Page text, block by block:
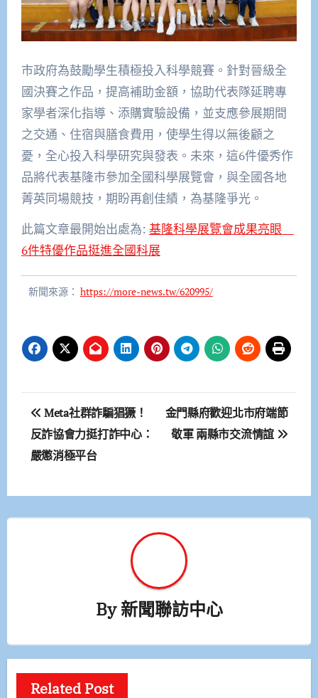
市政府為鼓勵學生積極投入科學競賽。針對晉級全
國決賽之作品，提高補助金額，協助代表隊延聘專
家學者深化指導、添購實驗設備，並支應參展期間
之交通、住宿與膳食費用，使學生得以無後顧之
憂，全心投入科學研究與發表。未來，這6件優秀作
品將代表基隆市參加全國科學展覽會，與全國各地
菁英同場競技，期盼再創佳績，為基隆爭光。
此篇文章最開始出處為: 基隆科學展覽會成果亮眼
6件特優作品挺進全國科展
新聞來源： https://more-news.tw/620995/
文
章
導
覽
Meta社群詐騙猖獗！
反詐協會力挺打詐中心：
嚴懲消極平台
金門縣府歡迎北市府端節
敬軍 兩縣市交流情誼
By新聞聯訪中心
Related Post